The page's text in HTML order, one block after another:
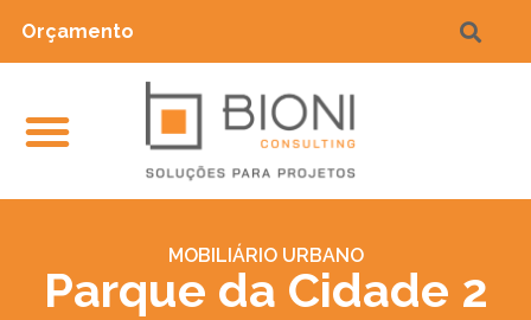
Orçamento
MOBILIÁRIO URBANO
Parque da Cidade 2